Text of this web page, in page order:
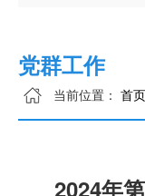
党群工作
当前位置： 首页
2024年